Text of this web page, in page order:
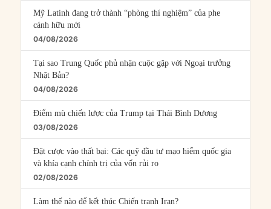
Mỹ Latinh đang trở thành “phòng thí nghiệm” của phe
cánh hữu mới
04/08/2026
Tại sao Trung Quốc phủ nhận cuộc gặp với Ngoại trưởng
Nhật Bản?
04/08/2026
Điểm mù chiến lược của Trump tại Thái Bình Dương
03/08/2026
Đặt cược vào thất bại: Các quỹ đầu tư mạo hiểm quốc gia
và khía cạnh chính trị của vốn rủi ro
02/08/2026
Làm thế nào để kết thúc Chiến tranh Iran?